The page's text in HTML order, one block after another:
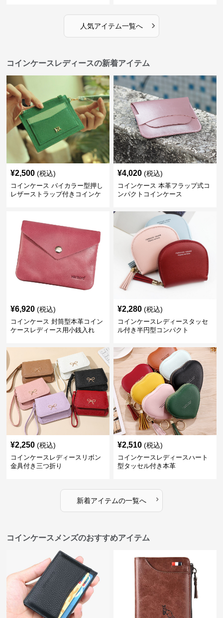
人気アイテム一覧へ ›
コインケースレディースの新着アイテム
¥2,500 (税込)
コインケース バイカラー型押し
レザーストラップ付きコインケ
¥4,020 (税込)
コインケース 本革フラップ式コ
ンパクトコインケース
¥6,920 (税込)
コインケース 封筒型本革コイン
ケースレディース用小銭入れ
¥2,280 (税込)
コインケースレディースタッセ
ル付き半円型コンパクト
¥2,250 (税込)
コインケースレディースリボン
金具付き三つ折り
¥2,510 (税込)
コインケースレディースハート
型タッセル付き本革
新着アイテムの一覧へ ›
コインケースメンズのおすすめアイテム